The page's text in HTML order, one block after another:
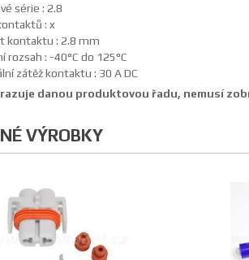
série : 2.8
: x
kontaktu : 2.8 mm
rozsah : -40°C do 125°C
zátěž kontaktu : 30 A DC
danou produktovou řadu, nemusí
VÝROBKY